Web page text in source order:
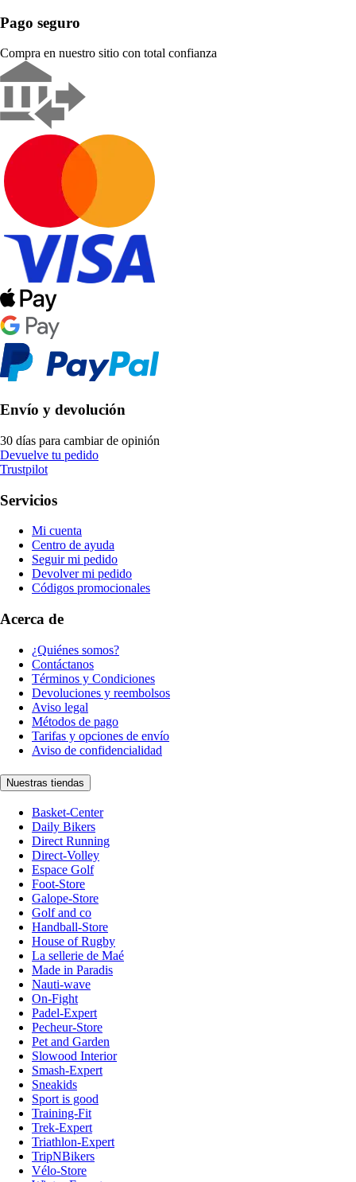
Pago seguro
Compra en nuestro sitio con total confianza
Envío y devolución
30 días para cambiar de opinión
Devuelve tu pedido
Trustpilot
Servicios
Mi cuenta
Centro de ayuda
Seguir mi pedido
Devolver mi pedido
Códigos promocionales
Acerca de
¿Quiénes somos?
Contáctanos
Términos y Condiciones
Devoluciones y reembolsos
Aviso legal
Métodos de pago
Tarifas y opciones de envío
Aviso de confidencialidad
Nuestras tiendas
Basket-Center
Daily Bikers
Direct Running
Direct-Volley
Espace Golf
Foot-Store
Galope-Store
Golf and co
Handball-Store
House of Rugby
La sellerie de Maé
Made in Paradis
Nauti-wave
On-Fight
Padel-Expert
Pecheur-Store
Pet and Garden
Slowood Interior
Smash-Expert
Sneakids
Sport is good
Training-Fit
Trek-Expert
Triathlon-Expert
TripNBikers
Vélo-Store